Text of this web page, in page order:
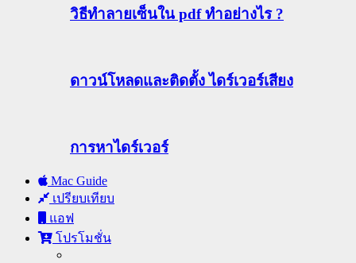
วิธีทําลายเซ็นใน pdf ทำอย่างไร ?
ดาวน์โหลดและติดตั้ง ไดร์เวอร์เสียง
การหาไดร์เวอร์
Mac Guide
เปรียบเทียบ
แอฟ
โปรโมชั่น